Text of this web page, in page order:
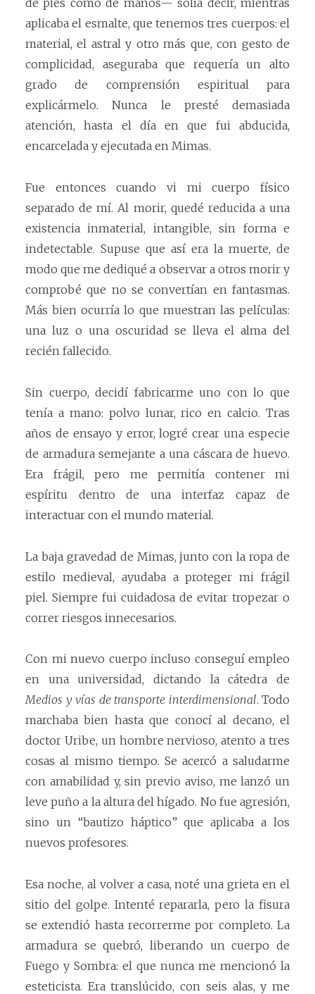
de pies como de manos— solía decir, mientras
aplicaba el esmalte, que tenemos tres cuerpos: el
material, el astral y otro más que, con gesto de
complicidad, aseguraba que requería un alto
grado de comprensión espiritual para
explicármelo. Nunca le presté demasiada
atención, hasta el día en que fui abducida,
encarcelada y ejecutada en Mimas.
Fue entonces cuando vi mi cuerpo físico
separado de mí. Al morir, quedé reducida a una
existencia inmaterial, intangible, sin forma e
indetectable. Supuse que así era la muerte, de
modo que me dediqué a observar a otros morir y
comprobé que no se convertían en fantasmas.
Más bien ocurría lo que muestran las películas:
una luz o una oscuridad se lleva el alma del
recién fallecido.
Sin cuerpo, decidí fabricarme uno con lo que
tenía a mano: polvo lunar, rico en calcio. Tras
años de ensayo y error, logré crear una especie
de armadura semejante a una cáscara de huevo.
Era frágil, pero me permitía contener mi
espíritu dentro de una interfaz capaz de
interactuar con el mundo material.
La baja gravedad de Mimas, junto con la ropa de
estilo medieval, ayudaba a proteger mi frágil
piel. Siempre fui cuidadosa de evitar tropezar o
correr riesgos innecesarios.
Con mi nuevo cuerpo incluso conseguí empleo
en una universidad, dictando la cátedra de
Medios y vías de transporte interdimensional. Todo
marchaba bien hasta que conocí al decano, el
doctor Uribe, un hombre nervioso, atento a tres
cosas al mismo tiempo. Se acercó a saludarme
con amabilidad y, sin previo aviso, me lanzó un
leve puño a la altura del hígado. No fue agresión,
sino un “bautizo háptico” que aplicaba a los
nuevos profesores.
Esa noche, al volver a casa, noté una grieta en el
sitio del golpe. Intenté repararla, pero la fisura
se extendió hasta recorrerme por completo. La
armadura se quebró, liberando un cuerpo de
Fuego y Sombra: el que nunca me mencionó la
esteticista. Era translúcido, con seis alas, y me